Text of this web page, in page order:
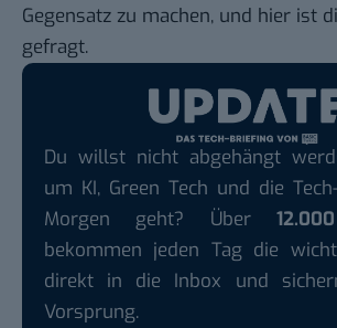
Gegensatz zu machen, und hier ist
gefragt.
Du willst nicht abgehängt
um KI, Green Tech und die
Morgen geht? Über
bekommen jeden Tag die
direkt in die Inbox und
Vorsprung.